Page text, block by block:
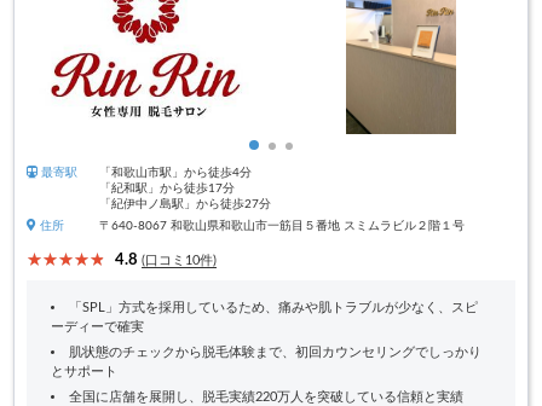
最寄駅
「和歌山市駅」から徒歩4分
「紀和駅」から徒歩17分
「紀伊中ノ島駅」から徒歩27分
住所
〒640-8067 和歌山県和歌山市一筋目５番地 スミムラビル２階１号
4.8 (口コミ10件)
「SPL」方式を採用しているため、痛みや肌トラブルが少なく、スピ
ーディーで確実
肌状態のチェックから脱毛体験まで、初回カウンセリングでしっかり
とサポート
全国に店舗を展開し、脱毛実績220万人を突破している信頼と実績